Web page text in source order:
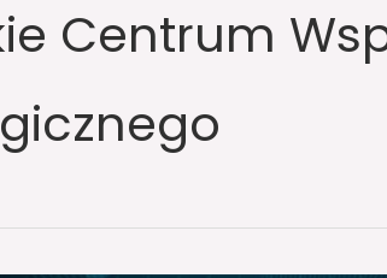
Centrum